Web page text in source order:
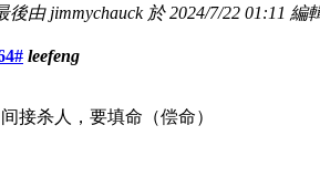
後由 jimmychauck 於 2024/7/22 01:11 編
leefeng
间接杀人，要填命（偿命）